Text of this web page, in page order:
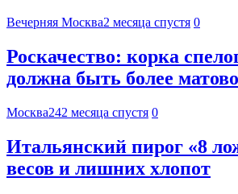
Вечерняя Москва2 месяца спустя 0
Роскачество: корка
должна быть более
Москва242 месяца спустя 0
Итальянский пирог «8
весов и лишних хлопот